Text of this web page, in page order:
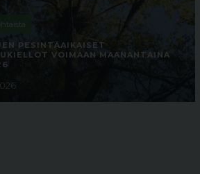
PESINTÄAIKAISET
VOIMAAN MAANANTAINA